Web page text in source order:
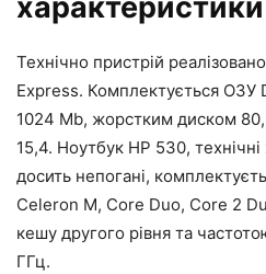
характеристики
Технічно пристрій
Express. Комплектується ОЗУ
1024 Mb, жорстким диском 80,
15,4. Ноутбук HP 530,
досить непогані,
Celeron M, Core Duo, Core 2
кешу другого рівня та
ГГц.